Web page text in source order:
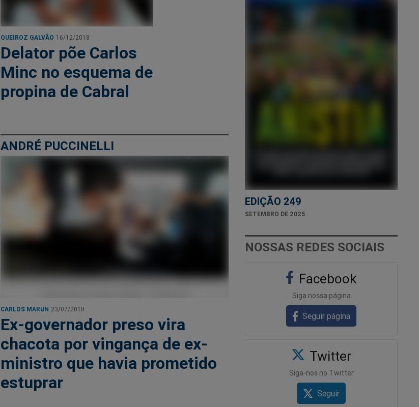
QUEIROZ GALVÃO 16/12/2018
Delator põe Carlos
Minc no esquema de
propina de Cabral
ANDRÉ PUCCINELLI
CARLOS MARUN 23/07/2018
Ex-governador preso vira
chacota por vingança de ex-
ministro que havia prometido
estuprar
EDIÇÃO 249
SETEMBRO DE 2025
NOSSAS REDES SOCIAIS
Facebook
Siga nossa página
Seguir página
Twitter
Siga-nos no Twitter
Seguir